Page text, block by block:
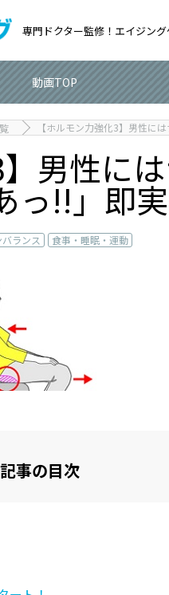
専門ドクター監修！ エイジン
動画TOP
【ホルモン力強化3】男性に
】男性に
っ!!」即
ランス 食事・睡眠・運動
記事の目次